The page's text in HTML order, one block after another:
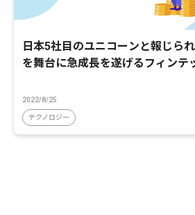
日本5社目のユニコーンと報じら
を舞台に急成長を遂げるフィンテ
2022/8/25
テクノロジー